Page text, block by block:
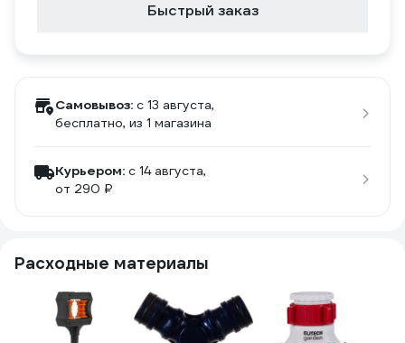
Быстрый заказ
Самовывоз: c 13 августа,
бесплатно, из 1 магазина
Курьером: c 14 августа,
от 290 ₽
Расходные материалы